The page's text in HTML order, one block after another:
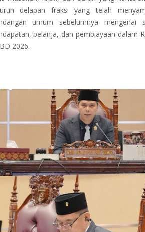
delapan fraksi yang telah
umum sebelumnya mengenai
belanja, dan pembiayaan dalam
2026.